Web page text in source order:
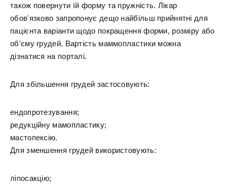
також повернути їй форму та пружність. Лікар
обов'язково запропонує дещо найбільш прийнятні для
пацієнта варіанти щодо покращення форми, розміру або
об'єму грудей. Вартість маммопластики можна
дізнатися на порталі.
Для збільшення грудей застосовують:
ендопротезування;
редукційну мамопластику;
мастопексію.
Для зменшення грудей використовують:
ліпосакцію;